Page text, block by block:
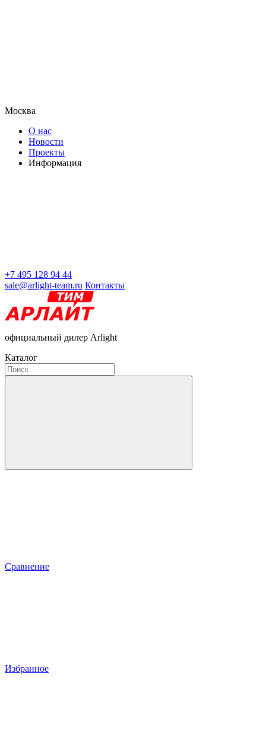
Москва
О нас
Новости
Проекты
Информация
+7 495 128 94 44
sale@arlight-team.ru Контакты
официальный дилер Arlight
Каталог
Сравнение
Избранное